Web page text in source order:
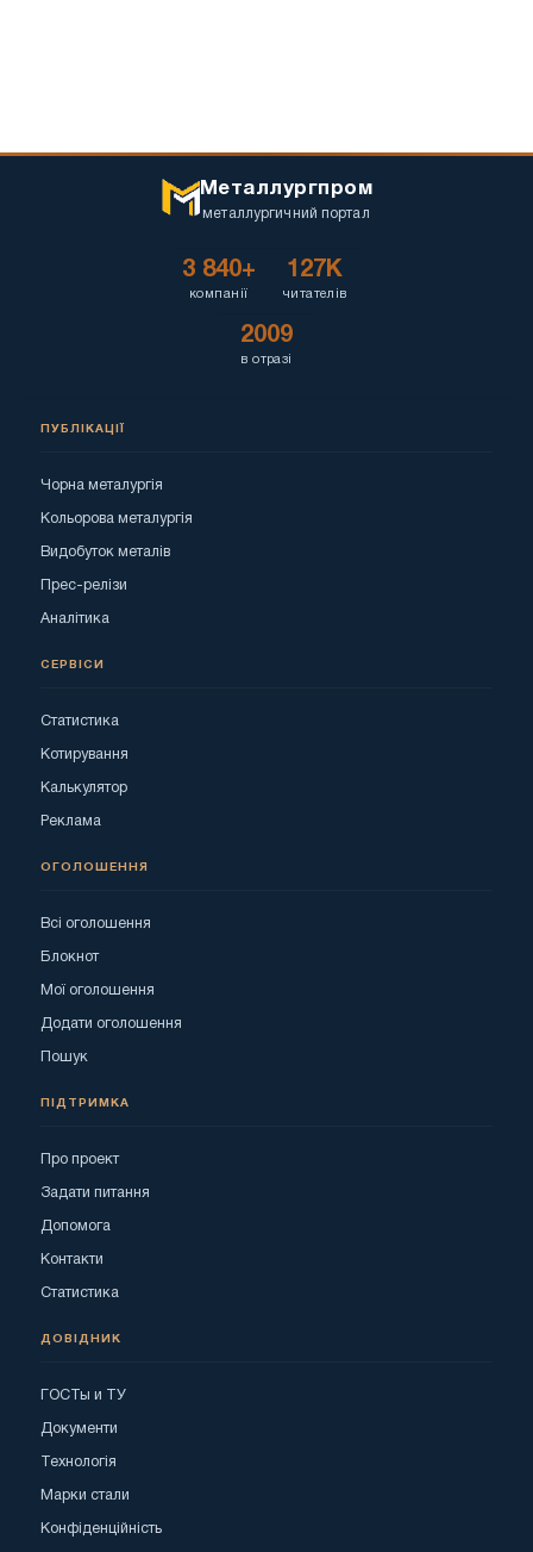
Металлургпром
металлургичний портал
3 840+
компанії
127K
читателів
2009
в отразі
ПУБЛІКАЦІЇ
Чорна металургія
Кольорова металургія
Видобуток металів
Прес-релізи
Аналітика
СЕРВІСИ
Статистика
Котирування
Калькулятор
Реклама
ОГОЛОШЕННЯ
Всі оголошення
Блокнот
Мої оголошення
Додати оголошення
Пошук
ПІДТРИМКА
Про проект
Задати питання
Допомога
Контакти
Статистика
ДОВІДНИК
ГОСТы и ТУ
Документи
Технологія
Марки стали
Конфіденційність